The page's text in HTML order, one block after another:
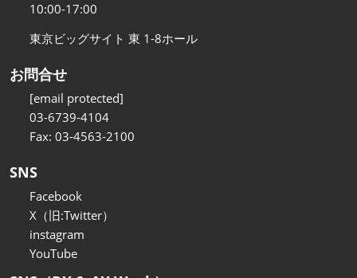
10:00-17:00
東京ビッグサイト 東 1-8ホール
お問合せ
[email protected]
03-6739-4104
Fax: 03-4563-2100
SNS
Facebook
X（旧:Twitter）
instagram
YouTube